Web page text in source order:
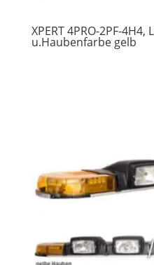
XPERT 4PRO-2PF-
u.Haubenfarbe gelb